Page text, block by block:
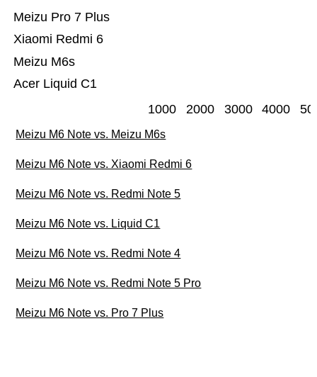
Acer Liquid C1
Meizu M6s
Xiaomi Redmi 6
Meizu Pro 7 Plus
1000 2000 3000 4000
Meizu M6 Note vs. Meizu M6s
Meizu M6 Note vs. Xiaomi Redmi 6
Meizu M6 Note vs. Redmi Note 5
Meizu M6 Note vs. Liquid C1
Meizu M6 Note vs. Redmi Note 4
Meizu M6 Note vs. Redmi Note 5 Pro
Meizu M6 Note vs. Pro 7 Plus